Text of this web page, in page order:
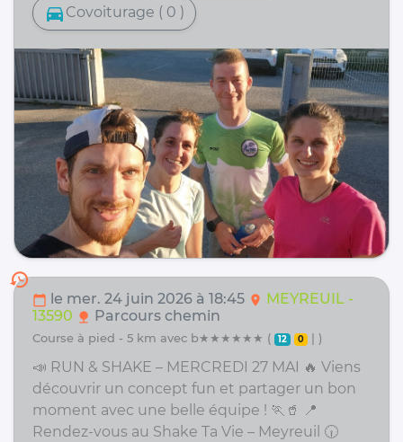
directions_car Covoiturage ( 0 )
history
calendar_today le mer. 24 juin 2026 à 18:45 location_on
MEYREUIL -
13590 nature Parcours chemin
course à pied - 5 km avec b★★★★★★ ( 12 0 | )
📣 RUN & SHAKE – MERCREDI 27 MAI 🔥 Viens
découvrir un concept fun et partager un bon
moment avec une belle équipe ! 🏃🥤 📍
Rendez-vous au Shake Ta Vie – Meyreuil 🕡